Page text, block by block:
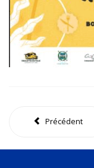
Précédent